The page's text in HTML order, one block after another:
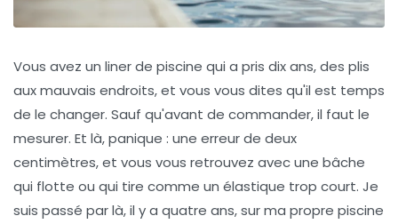
Vous avez un liner de piscine qui a pris dix ans, des plis
aux mauvais endroits, et vous vous dites qu'il est temps
de le changer. Sauf qu'avant de commander, il faut le
mesurer. Et là, panique : une erreur de deux
centimètres, et vous vous retrouvez avec une bâche
qui flotte ou qui tire comme un élastique trop court. Je
suis passé par là, il y a quatre ans, sur ma propre piscine